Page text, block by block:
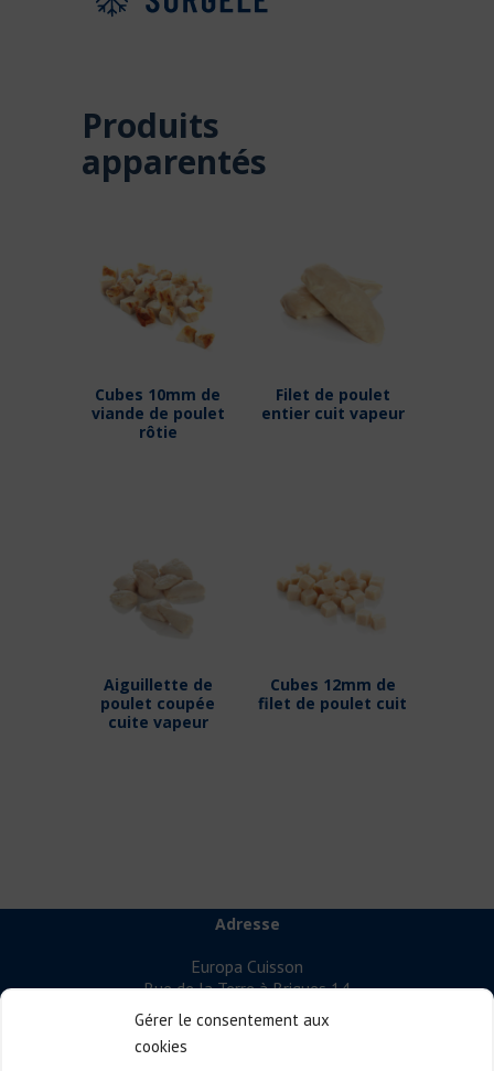
Gérer le consentement aux
cookies
Produits
apparentés
Cubes 10mm de
viande de poulet
rôtie
Filet de poulet
entier cuit vapeur
Aiguillette de
poulet coupée
cuite vapeur
Cubes 12mm de
filet de poulet cuit
Adresse
Europa Cuisson
Rue de la Terre à Briques 14
7522 Marquain – Belgium